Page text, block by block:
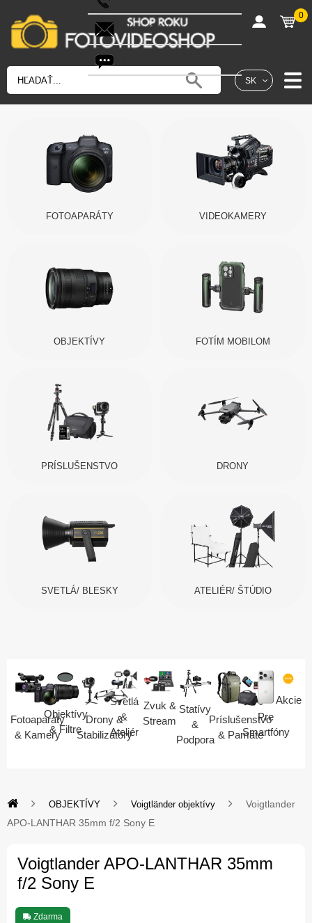
SK
shop@fotovideoshop.sk
0
FOTOAPARÁTY VIDEOKAMERY
OBJEKTÍVY FOTÍM MOBILOM
PRÍSLUŠENSTVO DRONY
SVETLÁ/ BLESKY ATELIÉR/ ŠTÚDIO
Fotoaparáty
& Kamery
Objektívy
& Filtre
Drony &
Stabilizátory
Svetlá
&
Ateliér
Zvuk &
Stream
Statívy
&
Podpora
Príslušenstvo
& Pamäte
Pre
Smartfóny
Akcie
OBJEKTÍVY Voigtländer objektívy
Voigtlander
APO-LANTHAR 35mm f/2 Sony E
Voigtlander APO-LANTHAR 35mm
f/2 Sony E
Zdarma